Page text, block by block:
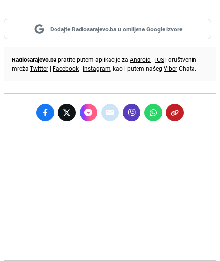
Dodajte Radiosarajevo.ba u omiljene Google izvore
Radiosarajevo.bapratite putem aplikacije za Android | iOS i društvenih
mreža Twitter | Facebook | Instagram, kao i putem našeg ViberChata.